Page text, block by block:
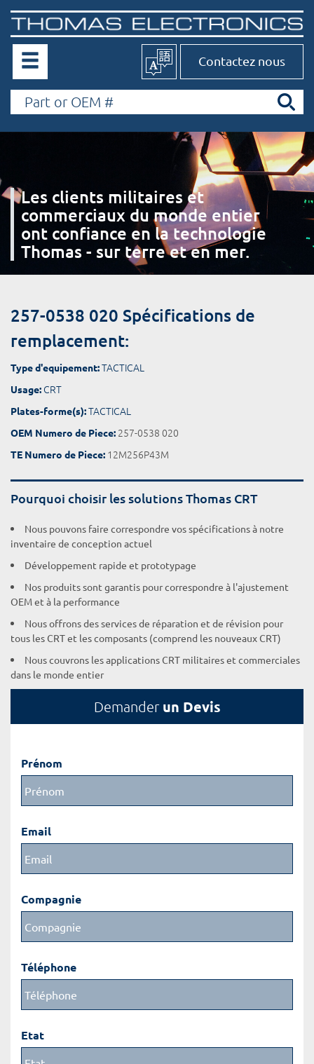
Contactez nous
Les clients militaires et
commerciaux du monde entier
ont confiance en la technologie
Thomas - sur terre et en mer.
257-0538 020 Spécifications de
remplacement:
Type d'equipement:TACTICAL
Usage: CRT
Plates-forme(s):TACTICAL
OEM Numero de Piece: 257-0538 020
TE Numero de Piece: 12M256P43M
Pourquoi choisir les solutions Thomas CRT
Nous pouvons faire correspondre vos spécifications à notre
inventaire de conception actuel
Développement rapide et prototypage
Nos produits sont garantis pour correspondre à l'ajustement
OEM et à la performance
Nous offrons des services de réparation et de révision pour
tous les CRT et les composants (comprend les nouveaux CRT)
Nous couvrons les applications CRT militaires et commerciales
dans le monde entier
Demander un Devis
Prénom
Email
Compagnie
Téléphone
Etat